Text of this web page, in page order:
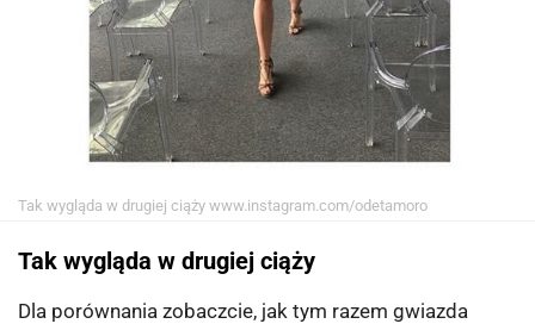
Tak wygląda w drugiej ciąży www.instagram.com/odetamoro
Tak wygląda w drugiej ciąży
Dla porównania zobaczcie, jak tym razem gwiazda